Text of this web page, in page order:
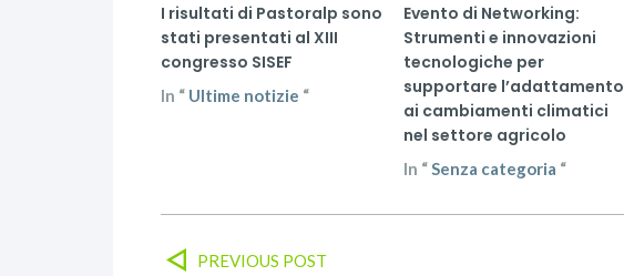
I risultati di Pastoralp sono
stati presentati al XIII
congresso SISEF
In “ Ultime notizie “
Evento di Networking:
Strumenti e innovazioni
tecnologiche per
supportare l’adattamento
ai cambiamenti climatici
nel settore agricolo
In “Senza categoria “
PREVIOUS POST